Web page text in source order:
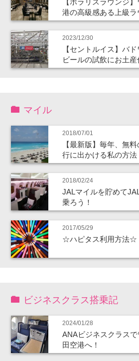
【ポラリスラウンジ
港の高級感ある上級
2023/12/30
【セントルイス】バ
ビールの試飲にお土産
マイル
2018/07/01
【最新版】毎年、無
行に出かける私の方法
2018/02/24
JALマイルを貯めて
乗ろう！
2017/05/29
☆ハピタス利用方法☆
ビジネスクラス搭乗記
2024/01/28
ANAビジネスクラス
田空港へ！